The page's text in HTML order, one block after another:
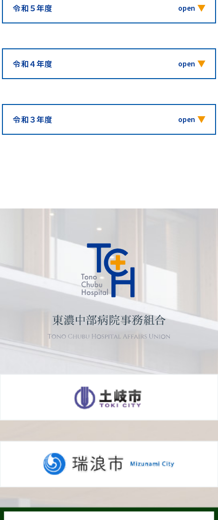
令和５年度
令和４年度
令和３年度